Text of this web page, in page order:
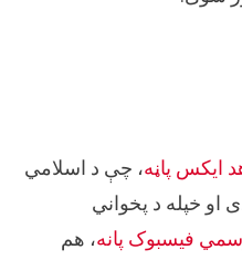
ایکس پاڼه، چې د اسلامي
او خپله د پخواني
فیسبوک پانه، هم